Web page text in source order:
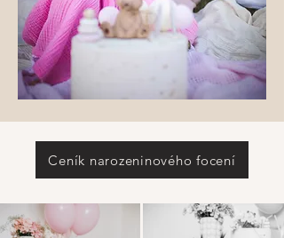
Ceník narozeninového focení